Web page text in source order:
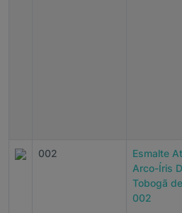
002
Esmalte
Arco-Íris
Tobogã
002